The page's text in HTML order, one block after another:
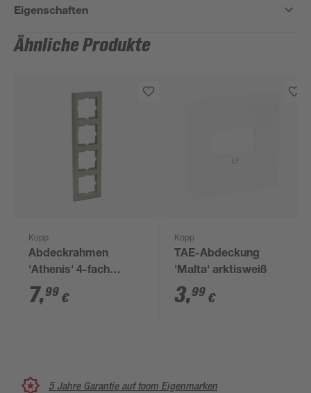
Eigenschaften
Ähnliche Produkte
Kopp
Abdeckrahmen
'Athenis' 4-fach
stahlfarben
7,99 €
Kopp
TAE-Abdeckung
'Malta' arktisweiß
3,99 €
5 Jahre Garantie auf toom Eigenmarken